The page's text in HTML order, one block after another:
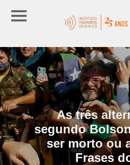
As três
segundo
ser morto ou
Frases